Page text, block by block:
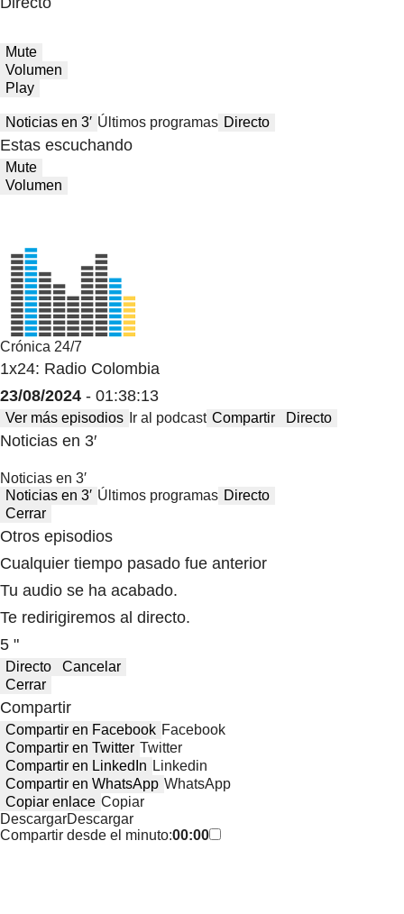
Mute
Volumen
Play
Noticias en 3′ Últimos programas Directo
Estas escuchando
Mute
Volumen
Crónica 24/7
1x24: Radio Colombia
23/08/2024 - 01:38:13
Ver más episodios Ir al podcast Compartir Directo
Noticias en 3′
Noticias en 3′
Noticias en 3′ Últimos programas Directo
Cerrar
Otros episodios
Cualquier tiempo pasado fue anterior
Tu audio se ha acabado.
Te redirigiremos al directo.
5 "
Directo
Cancelar
Cerrar
Compartir
Compartir en Facebook Facebook
Compartir en Twitter Twitter
Compartir en LinkedIn Linkedin
Compartir en WhatsApp WhatsApp
Copiar enlace Copiar
DescargarDescargar
Compartir desde el minuto:00:00